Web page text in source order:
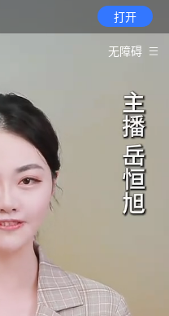
打开
无障碍